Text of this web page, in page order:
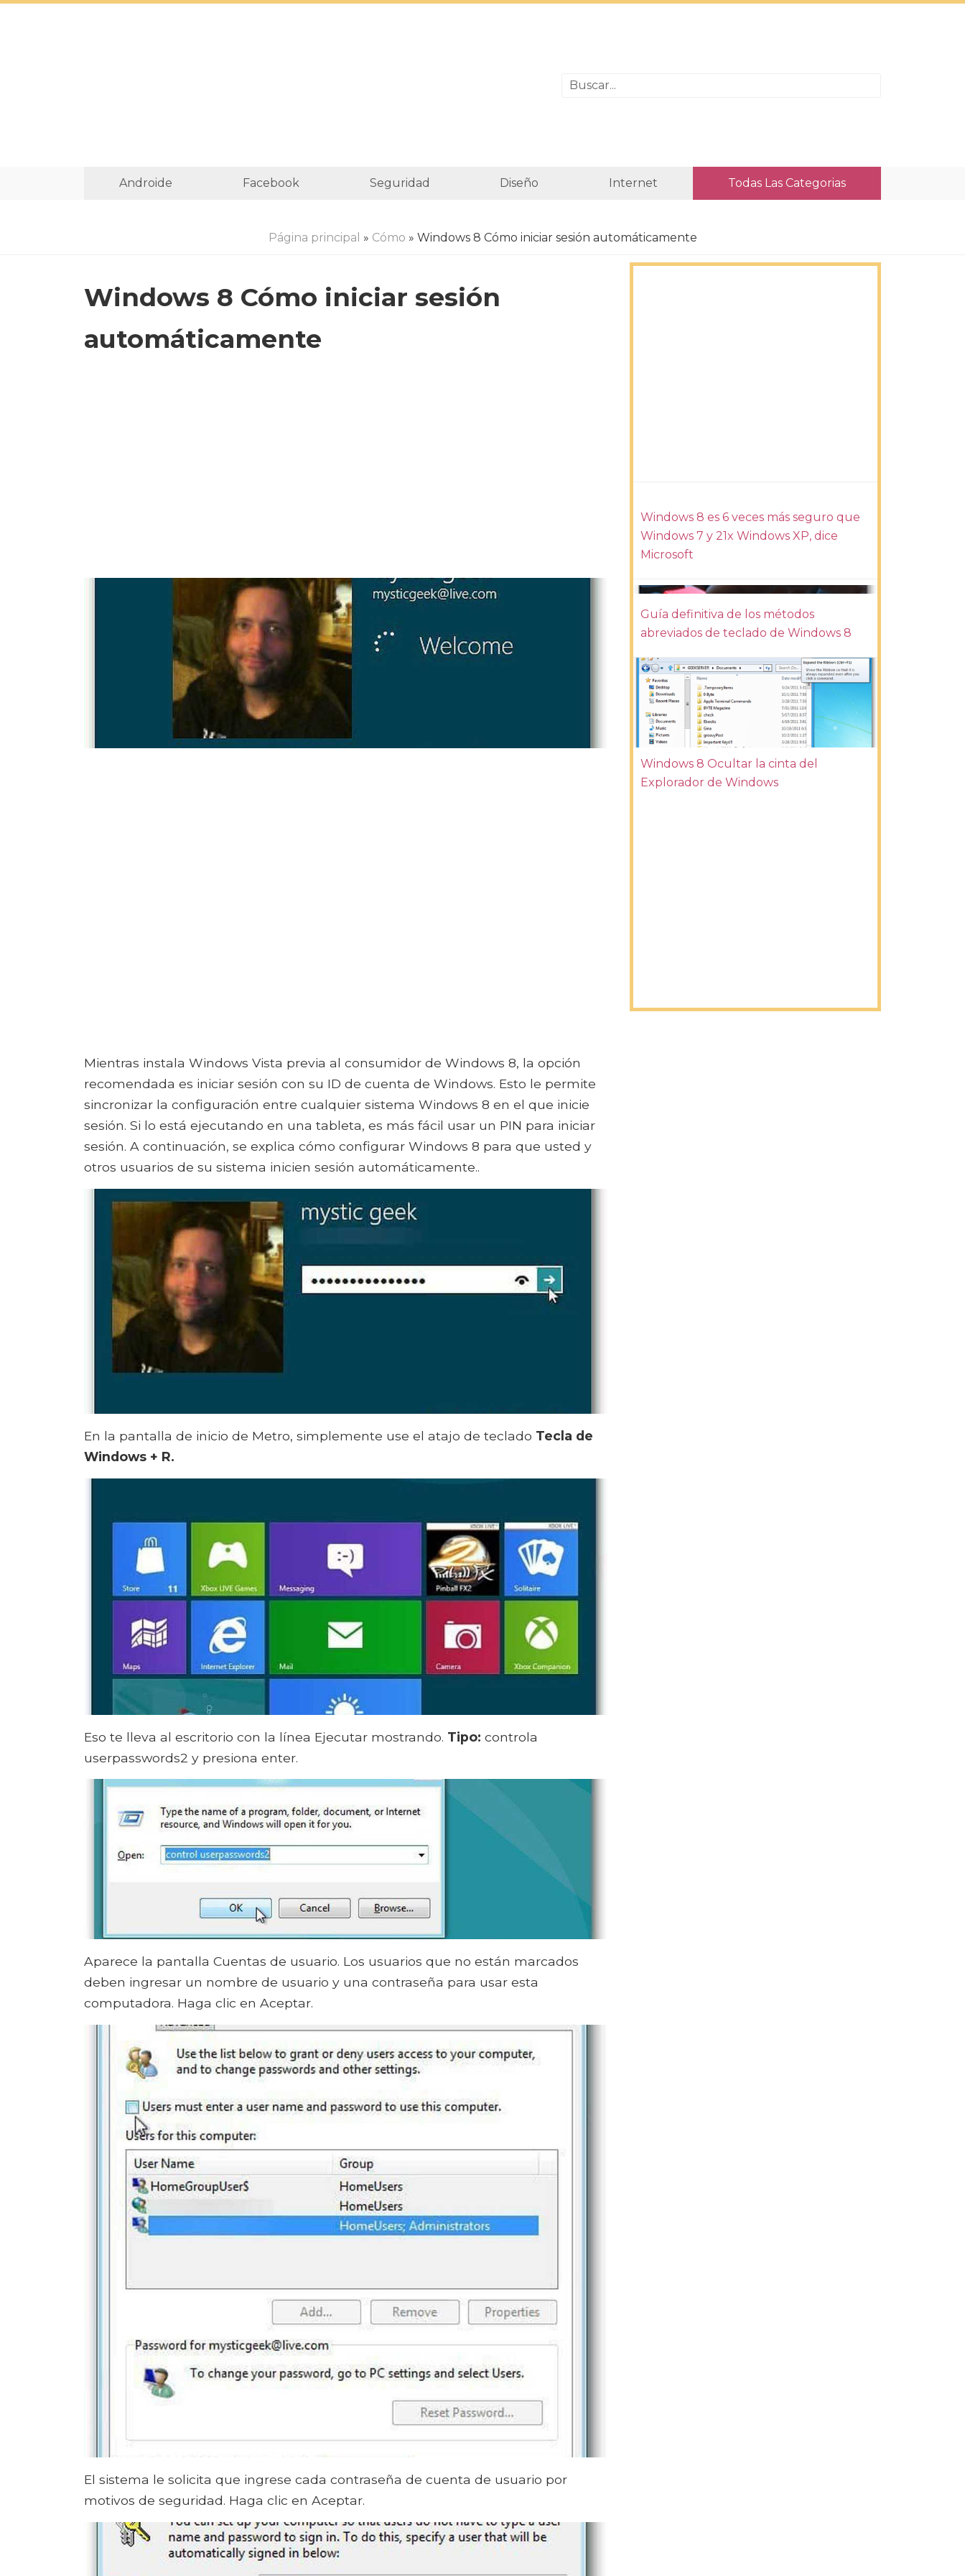
Androide Facebook Seguridad Diseño Internet Todas Las Categorias
Página principal » Cómo » Windows 8 Cómo iniciar sesión automáticamente
Windows 8 Cómo iniciar sesión
automáticamente
Mientras instala Windows Vista previa al consumidor de Windows 8, la opción
recomendada es iniciar sesión con su ID de cuenta de Windows. Esto le permite
sincronizar la configuración entre cualquier sistema Windows 8 en el que inicie
sesión. Si lo está ejecutando en una tableta, es más fácil usar un PIN para iniciar
sesión. A continuación, se explica cómo configurar Windows 8 para que usted y
otros usuarios de su sistema inicien sesión automáticamente..
En la pantalla de inicio de Metro, simplemente use el atajo de teclado Tecla de
Windows + R.
Eso te lleva al escritorio con la línea Ejecutar mostrando. Tipo: controla
userpasswords2 y presiona enter.
Aparece la pantalla Cuentas de usuario. Los usuarios que no están marcados
deben ingresar un nombre de usuario y una contraseña para usar esta
computadora. Haga clic en Aceptar.
El sistema le solicita que ingrese cada contraseña de cuenta de usuario por
motivos de seguridad. Haga clic en Aceptar.
Windows 8 es 6 veces más seguro que
Windows 7 y 21x Windows XP, dice
Microsoft
Guía definitiva de los métodos
abreviados de teclado de Windows 8
Windows 8 Ocultar la cinta del
Explorador de Windows